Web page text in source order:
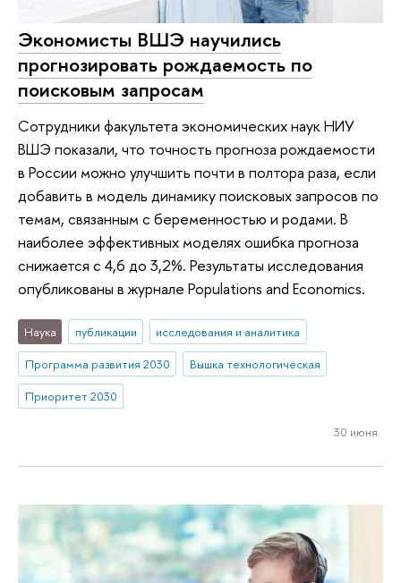
Экономисты ВШЭ научились
прогнозировать рождаемость по
поисковым запросам
Сотрудники факультета экономических наук НИУ
ВШЭ показали, что точность прогноза рождаемости
в России можно улучшить почти в полтора раза, если
добавить в модель динамику поисковых запросов по
темам, связанным с беременностью и родами. В
наиболее эффективных моделях ошибка прогноза
снижается с 4,6 до 3,2%. Результаты исследования
опубликованы в журнале Populations and Economics.
Наука публикации
исследования и аналитика
Программа развития 2030
Вышка технологическая
Приоритет 2030
30 июня